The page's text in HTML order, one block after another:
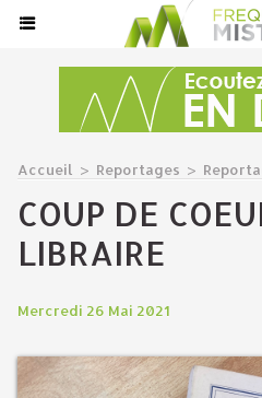
Accueil > Reportages >
COUP DE
LIBRAIRE
Mercredi 26 Mai 2021